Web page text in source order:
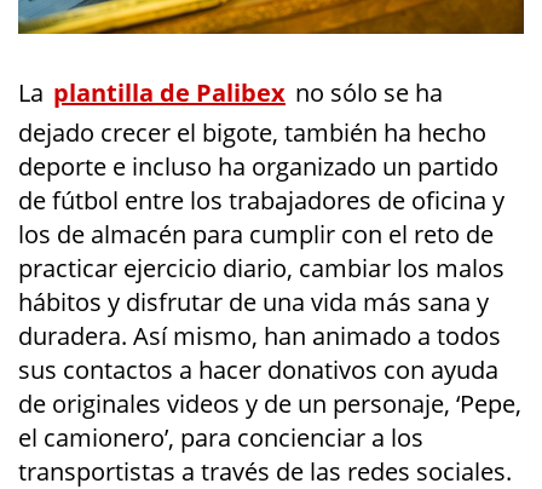
La plantilla de Palibex no sólo se ha
dejado crecer el bigote, también ha hecho
deporte e incluso ha organizado un partido
de fútbol entre los trabajadores de oficina y
los de almacén para cumplir con el reto de
practicar ejercicio diario, cambiar los malos
hábitos y disfrutar de una vida más sana y
duradera. Así mismo, han animado a todos
sus contactos a hacer donativos con ayuda
de originales videos y de un personaje, ‘Pepe,
el camionero’, para concienciar a los
transportistas a través de las redes sociales.